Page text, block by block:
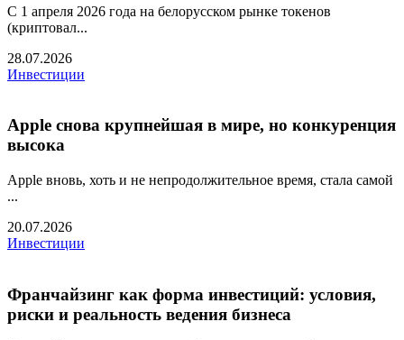
С 1 апреля 2026 года на белорусском рынке токенов
(криптовал...
28.07.2026
Инвестиции
Apple снова крупнейшая в мире, но конкуренция
высока
Apple вновь, хоть и не непродолжительное время, стала самой
...
20.07.2026
Инвестиции
Франчайзинг как форма инвестиций: условия,
риски и реальность ведения бизнеса